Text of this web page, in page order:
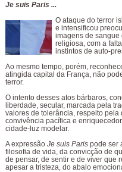
Je suis Paris ...
O ataque do terror
e intensificou
imagens de
religiosa, com a
instintos de auto-
Ao mesmo tempo, porém,
atingida capital da França, não
terror.
O intento desses atos bárbaros,
liberdade, secular, marcada pela
valores de tolerância, respeito
convivência pacífica e
cidade-luz modelar.
A expressão Je suis Paris pode ser
filosofia de vida, da convicção de
de pensar, de sentir e de viver que
apesar a tristeza, do abalo